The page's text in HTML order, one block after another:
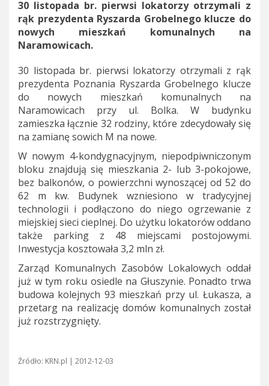
30 listopada br. pierwsi lokatorzy otrzymali z
rąk prezydenta Ryszarda Grobelnego klucze do
nowych mieszkań komunalnych na
Naramowicach.
30 listopada br. pierwsi lokatorzy otrzymali z rąk
prezydenta Poznania Ryszarda Grobelnego klucze
do nowych mieszkań komunalnych na
Naramowicach przy ul. Bolka. W budynku
zamieszka łącznie 32 rodziny, które zdecydowały się
na zamianę sowich M na nowe.
W nowym 4-kondygnacyjnym, niepodpiwniczonym
bloku znajdują się mieszkania 2- lub 3-pokojowe,
bez balkonów, o powierzchni wynoszącej od 52 do
62 m kw. Budynek wzniesiono w tradycyjnej
technologii i podłączono do niego ogrzewanie z
miejskiej sieci cieplnej. Do użytku lokatorów oddano
także parking z 48 miejscami postojowymi.
Inwestycja kosztowała 3,2 mln zł.
Zarząd Komunalnych Zasobów Lokalowych oddał
już w tym roku osiedle na Głuszynie. Ponadto trwa
budowa kolejnych 93 mieszkań przy ul. Łukasza, a
przetarg na realizację domów komunalnych został
już rozstrzygnięty.
Źródło: KRN.pl | 2012-12-03